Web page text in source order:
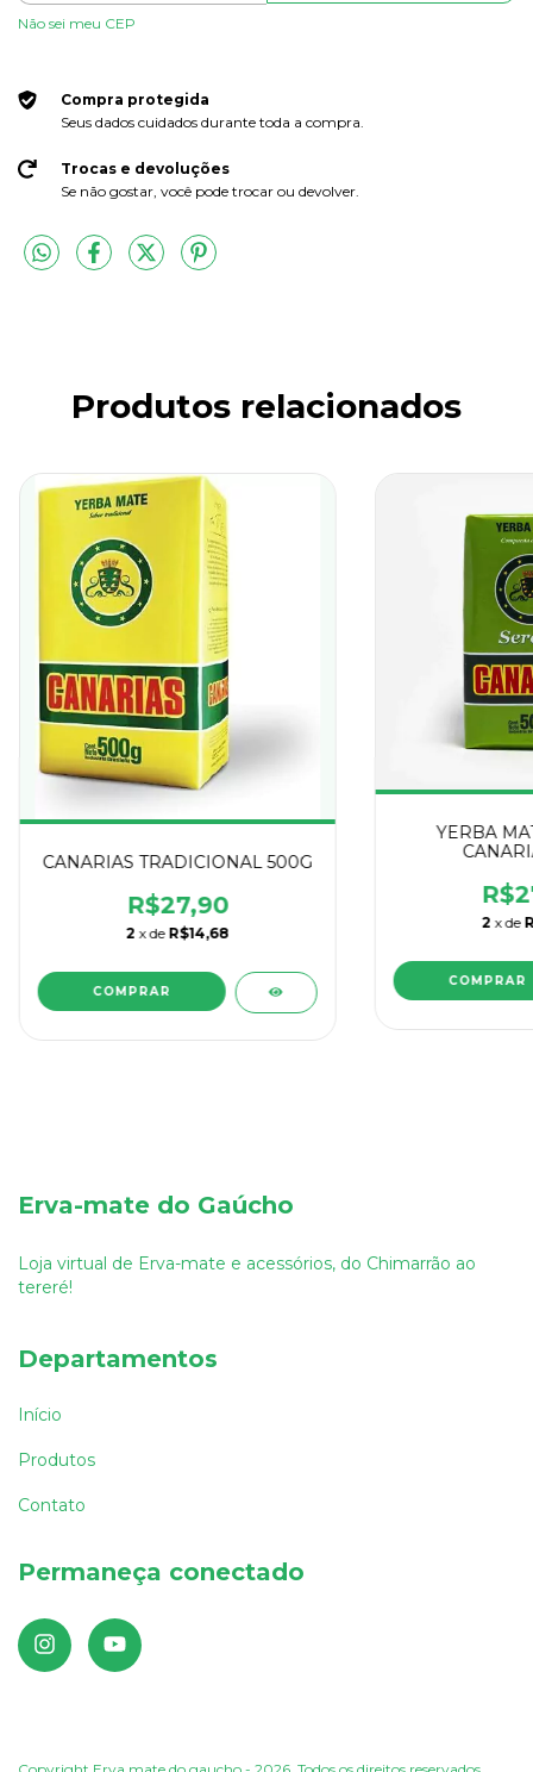
Não sei meu CEP
Compra protegida
Seus dados cuidados durante toda a compra.
Trocas e devoluções
Se não gostar, você pode trocar ou devolver.
Produtos relacionados
CANARIAS TRADICIONAL 500G
R$27,90
2 x de R$14,68
YERBA
2 x de
Erva-mate do Gaúcho
Loja virtual de Erva-mate e acessórios, do Chimarrão ao
tereré!
Departamentos
Início
Produtos
Contato
Permaneça conectado